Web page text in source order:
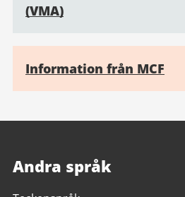
(VMA)
Information från MCF
Andra språk